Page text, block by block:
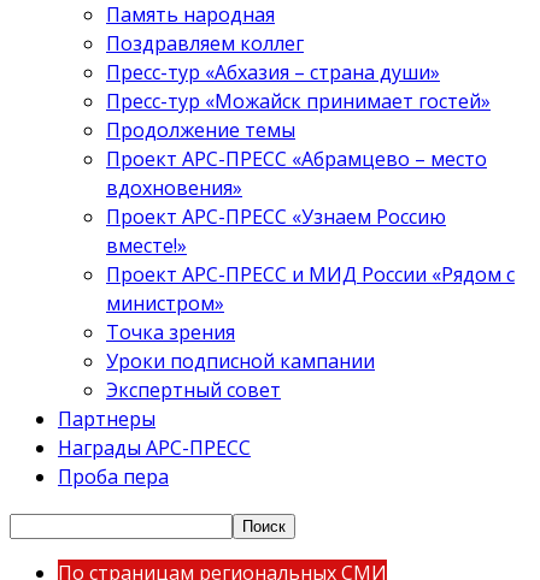
Память народная
Поздравляем коллег
Пресс-тур «Абхазия – страна души»
Пресс-тур «Можайск принимает гостей»
Продолжение темы
Проект АРС-ПРЕСС «Абрамцево – место
вдохновения»
Проект АРС-ПРЕСС «Узнаем Россию
вместе!»
Проект АРС-ПРЕСС и МИД России «Рядом с
министром»
Точка зрения
Уроки подписной кампании
Экспертный совет
Партнеры
Награды АРС-ПРЕСС
Проба пера
По страницам региональных СМИ